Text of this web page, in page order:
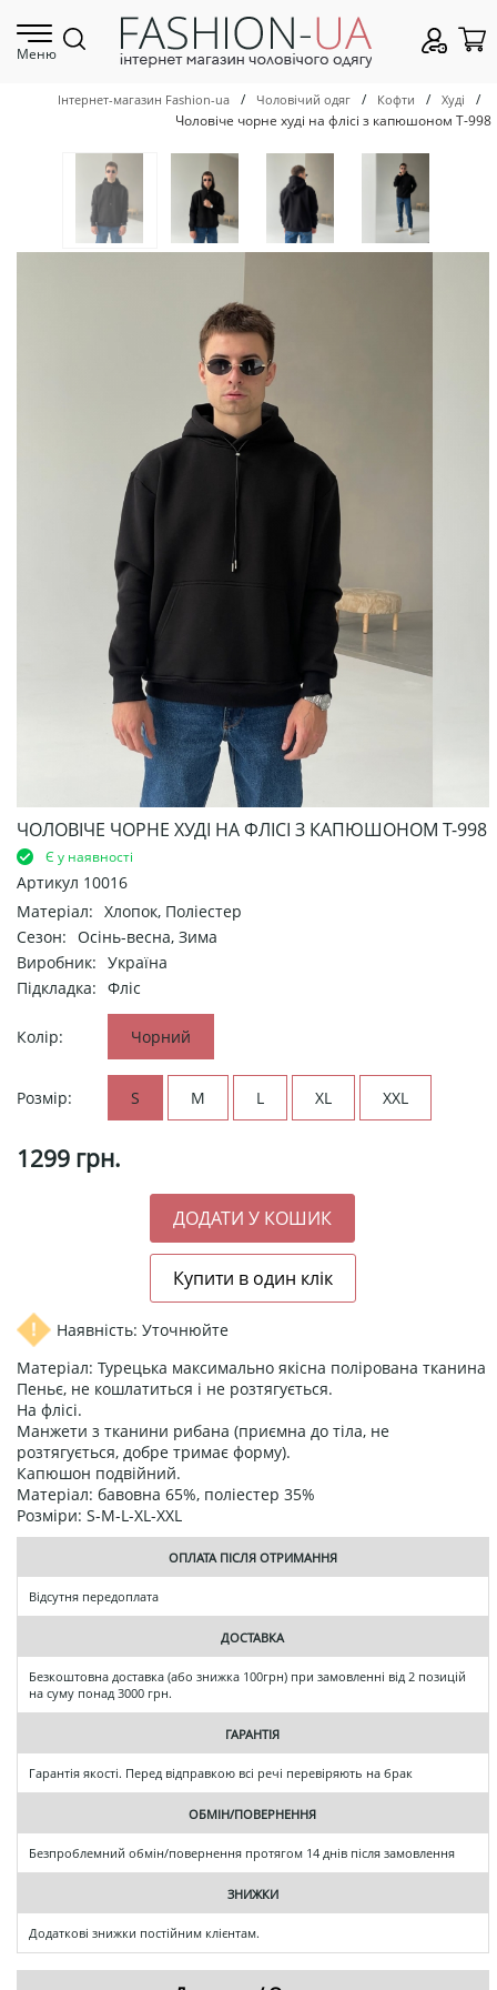
Меню
Інтернет-магазин Fashion-ua / Чоловічий одяг / Кофти / Худі
/
Чоловіче чорне худі на флісі з капюшоном Т-998
ЧОЛОВІЧЕ ЧОРНЕ ХУДІ НА ФЛІСІ З КАПЮШОНОМ Т-998
Є у наявності
Артикул 10016
Матеріал: Хлопок, Поліестер
Сезон: Осінь-весна, Зима
Виробник: Україна
Підкладка: Фліс
Колір: Чорний
Розмір: S M L XL XXL
1299 грн.
Наявність: Уточнюйте
Матеріал: Турецька максимально якісна полірована тканина
Пеньє, не кошлатиться і не розтягується.
На флісі.
Манжети з тканини рибана (приємна до тіла, не
розтягується, добре тримає форму).
Капюшон подвійний.
Матеріал: бавовна 65%, поліестер 35%
Розміри: S-M-L-XL-XXL
ОПЛАТА ПІСЛЯ ОТРИМАННЯ
Відсутня передоплата
ДОСТАВКА
Безкоштовна доставка (або знижка 100грн) при замовленні від 2 позицій
на суму понад 3000 грн.
ГАРАНТІЯ
Гарантія якості. Перед відправкою всі речі перевіряють на брак
ОБМІН/ПОВЕРНЕННЯ
Безпроблемний обмін/повернення протягом 14 днів після замовлення
ЗНИЖКИ
Додаткові знижки постійним клієнтам.